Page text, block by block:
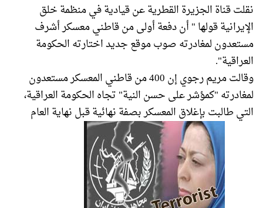
نقلت قناة الجزيرة القطرية عن قيادية في منظمة خلق
الإيرانية قولها " أن دفعة أولى من قاطني معسكر أشرف
مستعدون لمغادرته صوب موقع جديد اختارته الحكومة
العراقية".
وقالت مريم رجوي إن 400 من قاطني المعسكر مستعدون
لمغادرته "كمؤشر على حسن النية" تجاه الحكومة العراقية،
التي طالبت بإغلاق المعسكر بصفة نهائية قبل نهاية العام